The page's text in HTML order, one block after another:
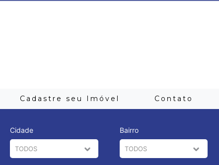
Cadastre seu Imóvel Contato
Cidade Bairro